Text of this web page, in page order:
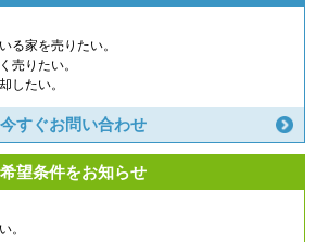
る家を売りたい。
売りたい。
したい。
今すぐお問い合わせ
希望条件をお知らせ
。